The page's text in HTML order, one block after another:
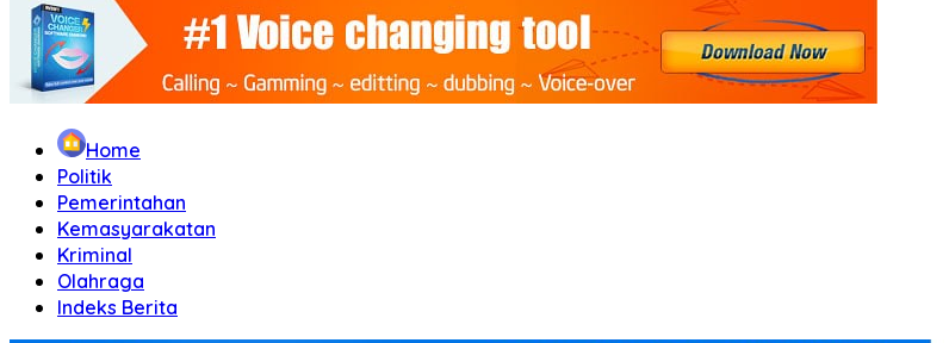
Home
Politik
Pemerintahan
Kemasyarakatan
Kriminal
Olahraga
Indeks Berita